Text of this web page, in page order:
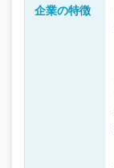
企業の特徴